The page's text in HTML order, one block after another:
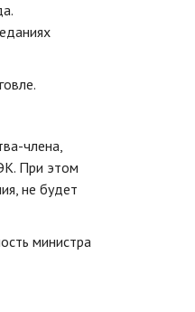
члена,
При этом
не будет
министра